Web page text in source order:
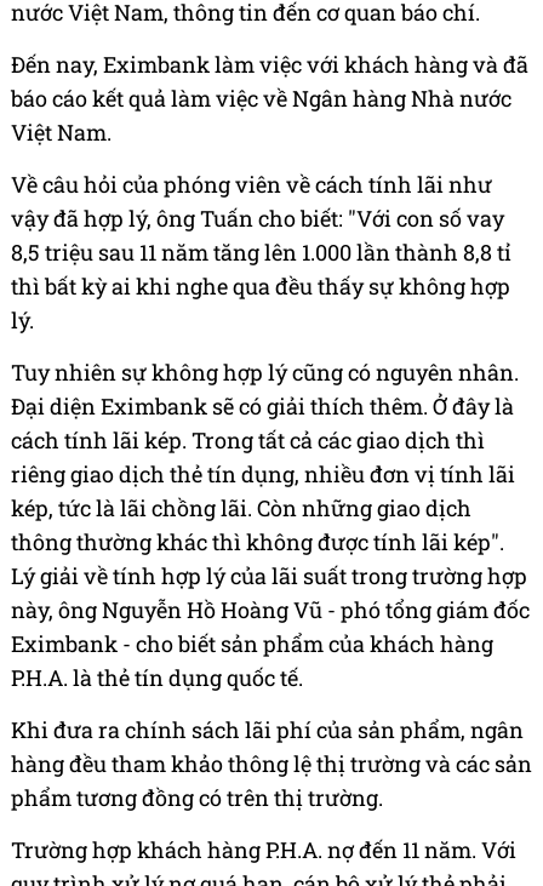
nước Việt Nam, thông tin đến cơ quan báo chí.
Đến nay, Eximbank làm việc với khách hàng và đã
báo cáo kết quả làm việc về Ngân hàng Nhà nước
Việt Nam.
Về câu hỏi của phóng viên về cách tính lãi như
vậy đã hợp lý, ông Tuấn cho biết: "Với con số vay
8,5 triệu sau 11 năm tăng lên 1.000 lần thành 8,8 tỉ
thì bất kỳ ai khi nghe qua đều thấy sự không hợp
lý.
Tuy nhiên sự không hợp lý cũng có nguyên nhân.
Đại diện Eximbank sẽ có giải thích thêm. Ở đây là
cách tính lãi kép. Trong tất cả các giao dịch thì
riêng giao dịch thẻ tín dụng, nhiều đơn vị tính lãi
kép, tức là lãi chồng lãi. Còn những giao dịch
thông thường khác thì không được tính lãi kép".
Lý giải về tính hợp lý của lãi suất trong trường hợp
này, ông Nguyễn Hồ Hoàng Vũ - phó tổng giám đốc
Eximbank - cho biết sản phẩm của khách hàng
P.H.A. là thẻ tín dụng quốc tế.
Khi đưa ra chính sách lãi phí của sản phẩm, ngân
hàng đều tham khảo thông lệ thị trường và các sản
phẩm tương đồng có trên thị trường.
Trường hợp khách hàng P.H.A. nợ đến 11 năm. Với